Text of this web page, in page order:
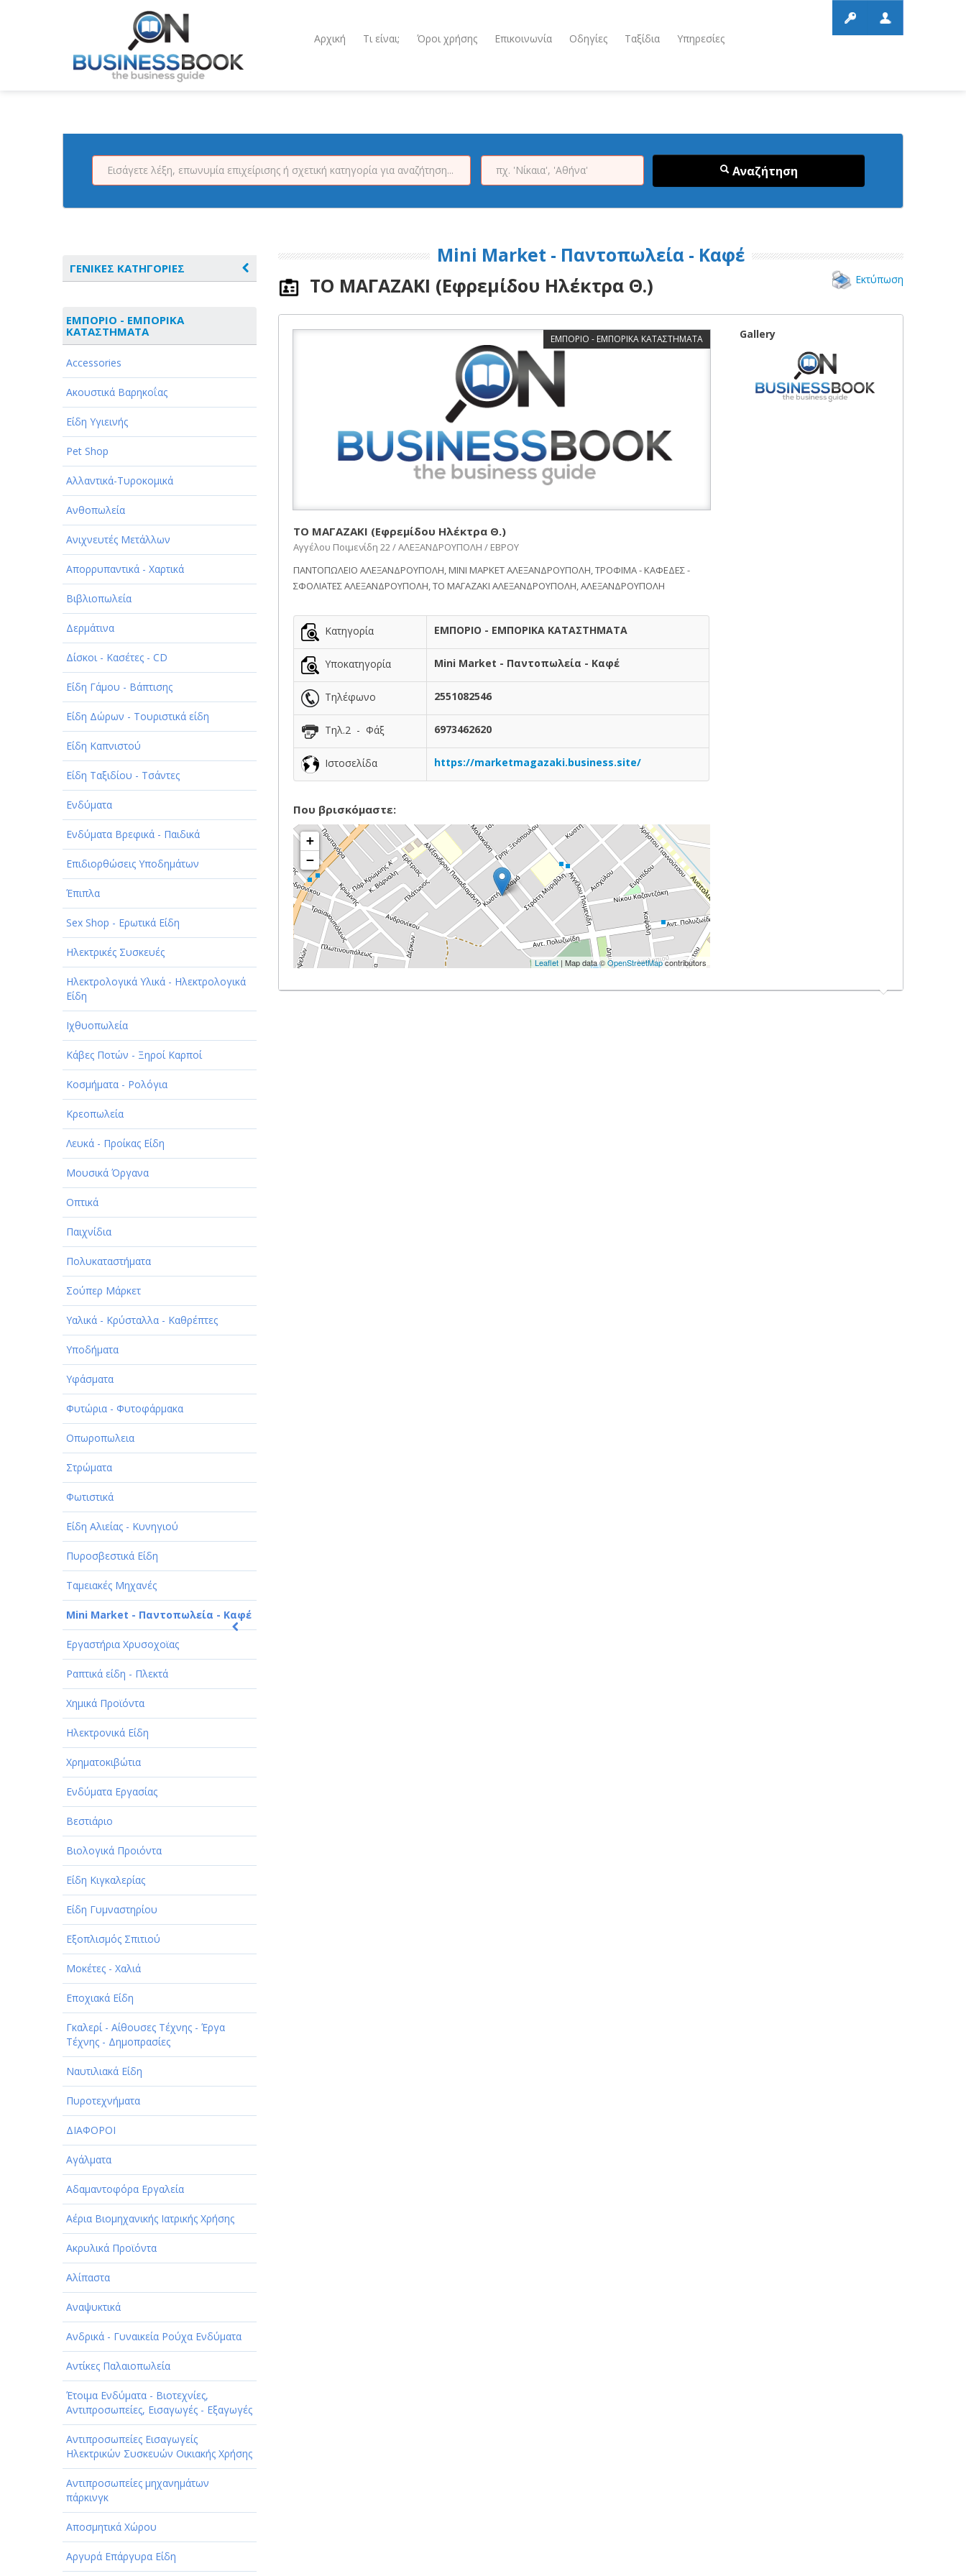
Αρχική Τι είναι; Όροι χρήσης Επικοινωνία Οδηγίες Ταξίδια Υπηρεσίες
Αναζήτηση
ΓΕΝΙΚΕΣ ΚΑΤΗΓΟΡΙΕΣ
ΑΘΛΗΤΙΣΜΟΣ
ΑΥΤΟΚΙΝΗΤΑ - ΜΗΧΑΝΕΣ - ΣΚΑΦΗ
ΔΙΑΣΚΕΔΑΣΗ - ΨΥΧΑΓΩΓΙΑ - ΤΕΧΝΕΣ
ΔΙΑΦΗΜΙΣΗ - ΜΜΕ
ΕΚΚΛΗΣΙΕΣ - ΦΙΛΑΝΘΡΩΠΙΚΑ
ΣΩΜΑΤΕΙΑ
ΕΚΠΑΙΔΕΥΣΗ - ΣΧΟΛΕΣ
ΕΜΠΟΡΙΟ - ΕΜΠΟΡΙΚΑ
ΚΑΤΑΣΤΗΜΑΤΑ
ΕΡΓΟΣΤΑΣΙΑ - ΒΙΟΜΗΧΑΝΙΕΣ
ΞΕΝΟΔΟΧΕΙΑ - ΤΟΥΡΙΣΜΟΣ
ΟΜΟΡΦΙΑ
ΠΑΡΟΧΗ ΥΠΗΡΕΣΙΩΝ
ΤΕΧΝΙΚΑ - ΚΑΤΑΣΚΕΥΑΣΤΙΚΑ
ΤΕΧΝΟΛΟΓΙΑ
ΥΓΕΙΑ - ΙΑΤΡΟΙ
ΦΑΓΗΤΟ
ΕΜΠΟΡΙΟ - ΕΜΠΟΡΙΚΑ
ΚΑΤΑΣΤΗΜΑΤΑ
Accessories
Ακουστικά Βαρηκοΐας
Είδη Υγιεινής
Pet Shop
Αλλαντικά-Τυροκομικά
Ανθοπωλεία
Ανιχνευτές Μετάλλων
Απορρυπαντικά - Χαρτικά
Βιβλιοπωλεία
Δερμάτινα
Δίσκοι - Κασέτες - CD
Είδη Γάμου - Βάπτισης
Είδη Δώρων - Τουριστικά είδη
Είδη Καπνιστού
Είδη Ταξιδίου - Τσάντες
Ενδύματα
Ενδύματα Βρεφικά - Παιδικά
Επιδιορθώσεις Υποδημάτων
Έπιπλα
Sex Shop - Ερωτικά Είδη
Ηλεκτρικές Συσκευές
Ηλεκτρολογικά Υλικά - Ηλεκτρολογικά
Είδη
Ιχθυοπωλεία
Κάβες Ποτών - Ξηροί Καρποί
Κοσμήματα - Ρολόγια
Κρεοπωλεία
Λευκά - Προίκας Είδη
Μουσικά Όργανα
Οπτικά
Παιχνίδια
Πολυκαταστήματα
Σούπερ Μάρκετ
Υαλικά - Κρύσταλλα - Καθρέπτες
Υποδήματα
Υφάσματα
Φυτώρια - Φυτοφάρμακα
Οπωροπωλεια
Στρώματα
Φωτιστικά
Είδη Αλιείας - Κυνηγιού
Πυροσβεστικά Είδη
Ταμειακές Μηχανές
Mini Market - Παντοπωλεία - Καφέ
Εργαστήρια Χρυσοχοϊας
Ραπτικά είδη - Πλεκτά
Χημικά Προϊόντα
Ηλεκτρονικά Είδη
Χρηματοκιβώτια
Ενδύματα Εργασίας
Βεστιάριο
Βιολογικά Προιόντα
Είδη Κιγκαλερίας
Είδη Γυμναστηρίου
Εξοπλισμός Σπιτιού
Μοκέτες - Χαλιά
Εποχιακά Είδη
Γκαλερί - Αίθουσες Τέχνης - Έργα
Τέχνης - Δημοπρασίες
Ναυτιλιακά Είδη
Πυροτεχνήματα
ΔΙΑΦΟΡΟΙ
Αγάλματα
Αδαμαντοφόρα Εργαλεία
Αέρια Βιομηχανικής Ιατρικής Χρήσης
Ακρυλικά Προϊόντα
Αλίπαστα
Αναψυκτικά
Ανδρικά - Γυναικεία Ρούχα Ενδύματα
Αντίκες Παλαιοπωλεία
Έτοιμα Ενδύματα - Βιοτεχνίες,
Αντιπροσωπείες, Εισαγωγές - Εξαγωγές
Αντιπροσωπείες Εισαγωγείς
Ηλεκτρικών Συσκευών Οικιακής Χρήσης
Αντιπροσωπείες μηχανημάτων
πάρκινγκ
Αποσμητικά Χώρου
Αργυρά Επάργυρα Είδη
Mini Market - Παντοπωλεία - Καφέ
ΤΟ ΜΑΓΑΖΑΚΙ (Εφρεμίδου Ηλέκτρα Θ.) Εκτύπωση
ΕΜΠΟΡΙΟ - ΕΜΠΟΡΙΚΑ ΚΑΤΑΣΤΗΜΑΤΑ
ΤΟ ΜΑΓΑΖΑΚΙ (Εφρεμίδου Ηλέκτρα Θ.)
Αγγέλου Ποιμενίδη 22 / ΑΛΕΞΑΝΔΡΟΥΠΟΛΗ / ΕΒΡΟΥ
ΠΑΝΤΟΠΩΛΕΙΟ ΑΛΕΞΑΝΔΡΟΥΠΟΛΗ, ΜΙΝΙ ΜΑΡΚΕΤ ΑΛΕΞΑΝΔΡΟΥΠΟΛΗ, ΤΡΟΦΙΜΑ - ΚΑΦΕΔΕΣ -
ΣΦΟΛΙΑΤΕΣ ΑΛΕΞΑΝΔΡΟΥΠΟΛΗ, ΤΟ ΜΑΓΑΖΑΚΙ ΑΛΕΞΑΝΔΡΟΥΠΟΛΗ, ΑΛΕΞΑΝΔΡΟΥΠΟΛΗ
Κατηγορία ΕΜΠΟΡΙΟ - ΕΜΠΟΡΙΚΑ ΚΑΤΑΣΤΗΜΑΤΑ
Υποκατηγορία Mini Market - Παντοπωλεία - Καφέ
Τηλέφωνο 2551082546
Τηλ.2 - Φάξ 6973462620
Ιστοσελίδα https://marketmagazaki.business.site/
Που βρισκόμαστε:
+
−
Leaflet| Map data ©OpenStreetMapcontributors
Gallery